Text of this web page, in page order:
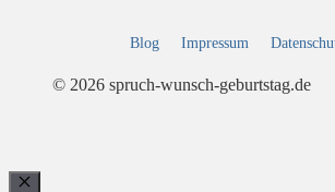
Blog Impressum
© 2026 spruch-wunsch-geburtstag.de